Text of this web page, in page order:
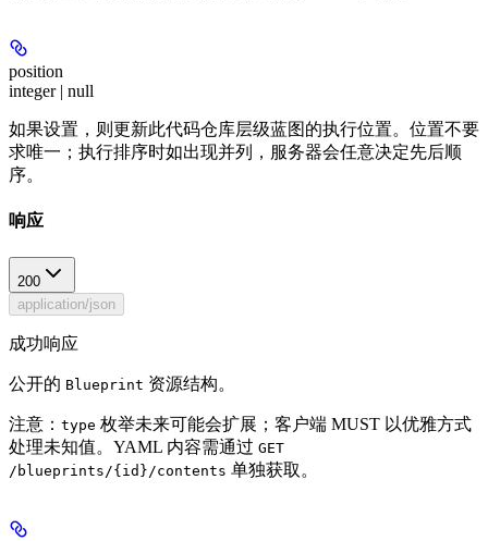
position
integer | null
如果设置，则更新此代码仓库层级蓝图的执行位置。位置不要
求唯一；执行排序时如出现并列，服务器会任意决定先后顺
序。
响应
200
application/json
成功响应
公开的 Blueprint 资源结构。
注意： type 枚举未来可能会扩展；客户端 MUST 以优雅方式
处理未知值。YAML 内容需通过 GET
/blueprints/{id}/contents 单独获取。